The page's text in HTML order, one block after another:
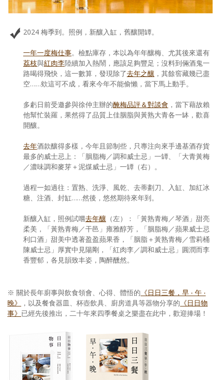
2024 梅季到。照例，新釀入缸，舊釀開罈。
一年一度梅仕事。檢點庫存，本以為年年釀梅、尤其後來還有
荔枝與紅肉李陸續加入熱鬧，應該足夠豐足；沒料到倆酒鬼一
路喝得飛快，這一數算，發現除了去年之釀 ，其餘窖藏幾已盡
空……欸這可不成，看來今年不能偷懶，當下馬上動手。
多虧日前受邀參與徐仲主辦的醃梅品評＆對談會 ，當下藉故賴
他幫忙裝羅，果然得了品質上佳胭脂與黃熟大青各一缽，歡喜
開釀。
去年酒款釀得多樣，今年且節制些，只專注向來手邊基酒存貨
最多的威士忌上：「胭脂梅／調和威士忌」一罈、「大青黃梅
／濃味調和麥芽＋泥煤威士忌」一罈（右）。
過程一如過往：置熟、洗淨、風乾、去蒂劃刀、入缸、加紅冰
糖、注酒、封缸……然後，悠然期待來年到。
新釀入缸，照例試嚐去年釀 （左）：「黃熟青梅／琴酒」甜亮
柔美，「黃熟青梅／干邑」雍雅醇芳，「胭脂梅／蘋果威士忌
利口酒」甜美中透著盈盈蘋果香，「胭脂＋黃熟青梅／雪莉桶
陳威士忌」厚實中見陽剛，「紅肉李／調和威士忌」圓潤而李
香豐郁，各見韻致丰姿，陶醉醺然。
※ 關於長年廚事與飲食領會、心得、體悟的 《日日三餐，早 ‧ 午 ‧
晚》
，以及餐食器皿、杯壺飲具、廚房道具等器物分享的 《日日物
事》 已經先後推出，二十年來四季餐桌之樂盡在此中，歡迎捧場！